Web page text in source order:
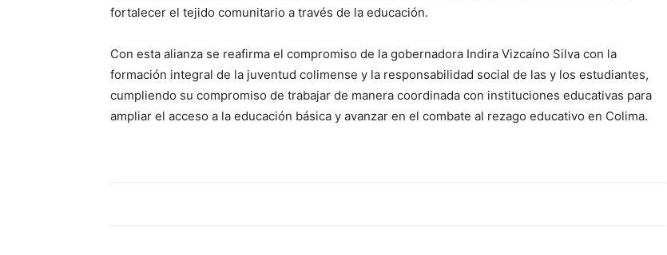
fortalecer el tejido comunitario a través de la educación.
Con esta alianza se reafirma el compromiso de la gobernadora Indira Vizcaíno Silva con la
formación integral de la juventud colimense y la responsabilidad social de las y los estudiantes,
cumpliendo su compromiso de trabajar de manera coordinada con instituciones educativas para
ampliar el acceso a la educación básica y avanzar en el combate al rezago educativo en Colima.